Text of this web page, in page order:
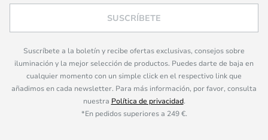
SUSCRÍBETE
Suscríbete a la boletín y recibe ofertas exclusivas, consejos sobre
iluminación y la mejor selección de productos. Puedes darte de baja en
cualquier momento con un simple click en el respectivo link que
añadimos en cada newsletter. Para más información, por favor, consulta
nuestra Política de privacidad.
*En pedidos superiores a 249 €.